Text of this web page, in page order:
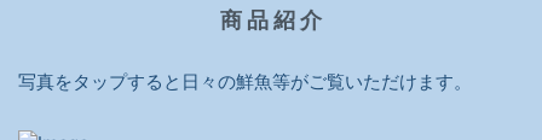
商 品 紹 介
写真をタップすると日々の鮮魚等がご覧いただけます。